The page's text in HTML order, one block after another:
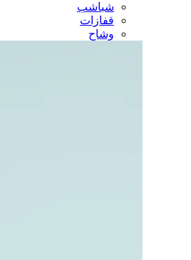
شباشب
قفازات
وشاح